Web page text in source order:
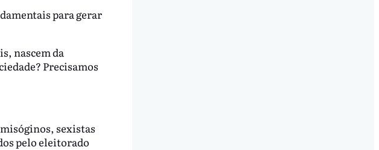
para gerar
nascem da
Precisamos
sexistas
pelo eleitorado